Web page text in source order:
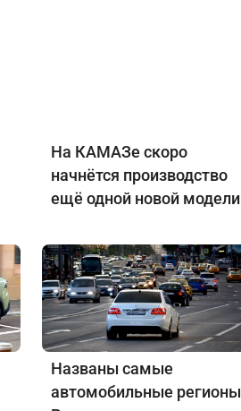
На КАМАЗе скоро
начнётся производство
ещё одной новой модели
Названы самые
автомобильные регионы